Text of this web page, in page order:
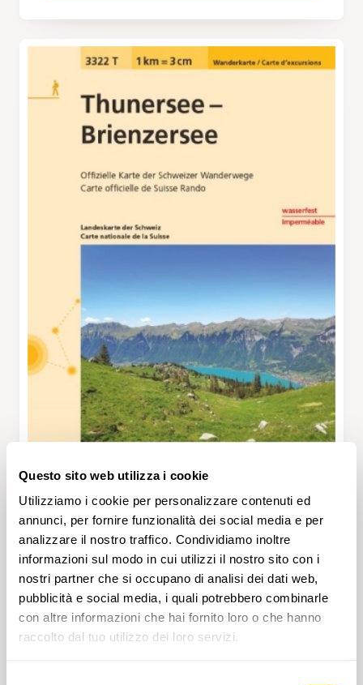
Questo sito web utilizza i cookie
Utilizziamo i cookie per personalizzare contenuti ed
annunci, per fornire funzionalità dei social media e per
analizzare il nostro traffico. Condividiamo inoltre
informazioni sul modo in cui utilizzi il nostro sito con i
nostri partner che si occupano di analisi dei dati web,
pubblicità e social media, i quali potrebbero combinarle
con altre informazioni che hai fornito loro o che hanno
raccolto dal tuo utilizzo dei loro servizi.
3322T Thunersee-Brienzersee
CHF 13.50
AGGIUNGI AL CARRELLO